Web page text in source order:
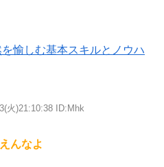
愉しむ基本スキルとノウハ
火)21:10:38 ID:Mhk
んなよ